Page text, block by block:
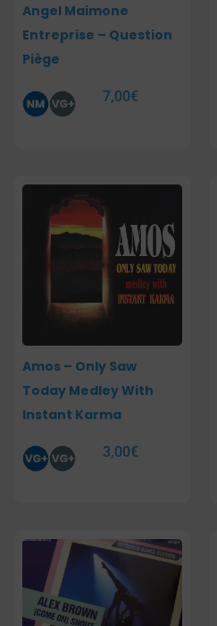
Angel Maimone
Entreprise – Question
Piège
7,00€
Amos – Only Saw
Today Medley With
Instant Karma
3,00€